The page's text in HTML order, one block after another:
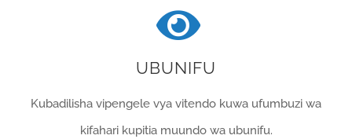
UBUNIFU
Kubadilisha vipengele vya vitendo kuwa ufumbuzi wa
kifahari kupitia muundo wa ubunifu.